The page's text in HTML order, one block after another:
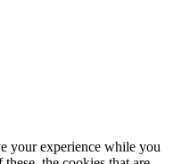
your experience while you